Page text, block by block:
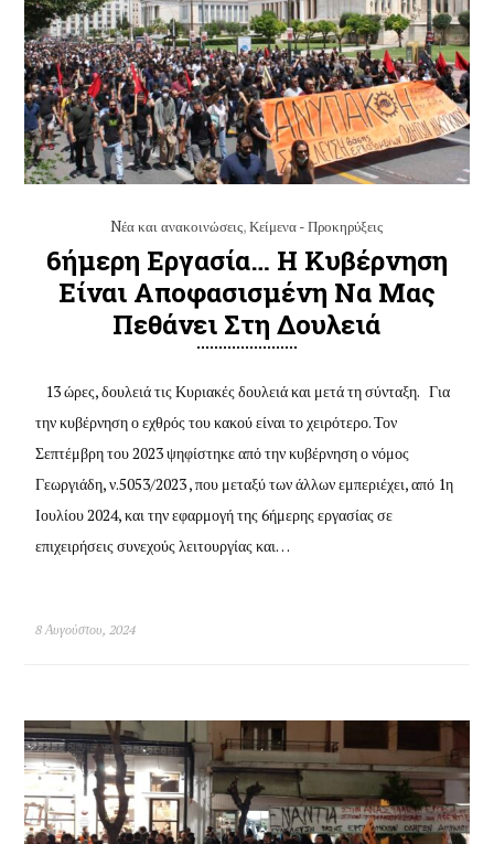
Nέα και ανακοινώσεις,Κείμενα - Προκηρύξεις
6ήμερη Εργασία… Η Κυβέρνηση
Είναι Αποφασισμένη Να Μας
Πεθάνει Στη Δουλειά
13 ώρες, δουλειά τις Κυριακές δουλειά και μετά τη σύνταξη. Για
την κυβέρνηση ο εχθρός του κακού είναι το χειρότερο. Τον
Σεπτέμβρη του 2023 ψηφίστηκε από την κυβέρνηση ο νόμος
Γεωργιάδη, ν.5053/2023 , που μεταξύ των άλλων εμπεριέχει, από 1η
Ιουλίου 2024, και την εφαρμογή της 6ήμερης εργασίας σε
επιχειρήσεις συνεχούς λειτουργίας και…
8 Αυγούστου, 2024